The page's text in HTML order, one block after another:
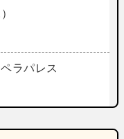
ラパレス